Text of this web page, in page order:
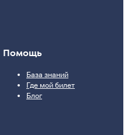
Помощь
База знаний
Где мой билет
Блог